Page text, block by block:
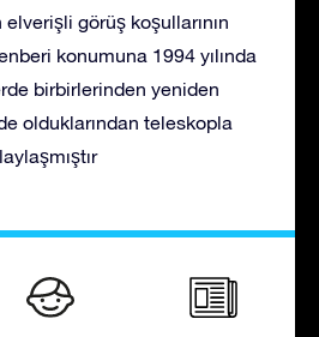
görüş koşullarının
konumuna 1994 yılında
birbirlerinden yeniden
olduklarından teleskopla